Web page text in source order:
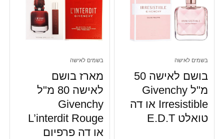
בשמים לאישה
בושם לאישה 50
מ"ל Givenchy
Irresistible או דה
טואלט E.D.T
בשמים לאישה
מארז בושם
לאישה 80 מ"ל
Givenchy
L’interdit Rouge
או דה פרפיום